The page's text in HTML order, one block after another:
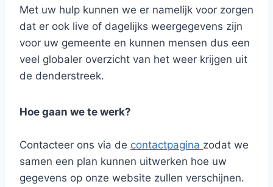
Met uw hulp kunnen we er namelijk voor zorgen
dat er ook live of dagelijks weergegevens zijn
voor uw gemeente en kunnen mensen dus een
veel globaler overzicht van het weer krijgen uit
de denderstreek.
Hoe gaan we te werk?
Contacteer ons via de contactpagina zodat we
samen een plan kunnen uitwerken hoe uw
gegevens op onze website zullen verschijnen.